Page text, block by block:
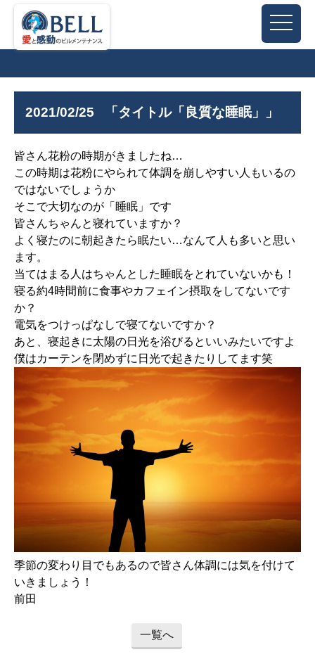
2021/02/25 「タイトル「良質な睡眠」」
皆さん花粉の時期がきましたね…
この時期は花粉にやられて体調を崩しやすい人もいるの
ではないでしょうか
そこで大切なのが「睡眠」です
皆さんちゃんと寝れていますか？
よく寝たのに朝起きたら眠たい…なんて人も多いと思い
ます。
当てはまる人はちゃんとした睡眠をとれていないかも！
寝る約4時間前に食事やカフェイン摂取をしてないです
か？
電気をつけっぱなしで寝てないですか？
あと、寝起きに太陽の日光を浴びるといいみたいですよ
僕はカーテンを閉めずに日光で起きたりしてます笑
季節の変わり目でもあるので皆さん体調には気を付けて
いきましょう！
前田
一覧へ